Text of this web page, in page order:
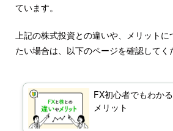
ています。
上記の株式投資との違いや、メリット
たい場合は、以下のページを確認してく
FX初心者でもわか
メリット